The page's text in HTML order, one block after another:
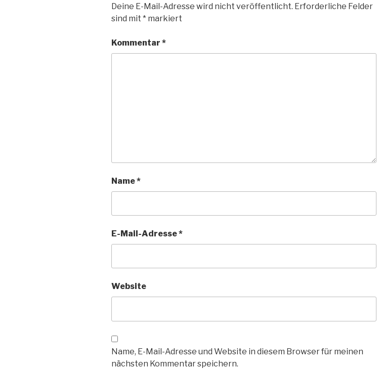
Deine E-Mail-Adresse wird nicht veröffentlicht. Erforderliche Felder
sind mit * markiert
Kommentar *
Name*
E-Mail-Adresse*
Website
Name, E-Mail-Adresse und Website in diesem Browser für meinen
nächsten Kommentar speichern.